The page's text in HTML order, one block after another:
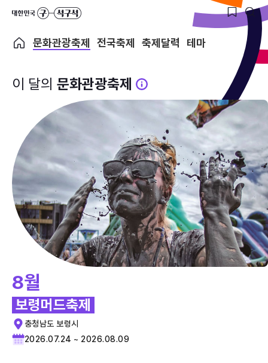
문화관광축제 전국축제 축제달력 테마
이 달의 문화관광축제
8월
보령머드축제
충청남도 보령시
2026.07.24 ~ 2026.08.09